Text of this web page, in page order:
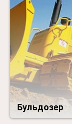
Бульдозер